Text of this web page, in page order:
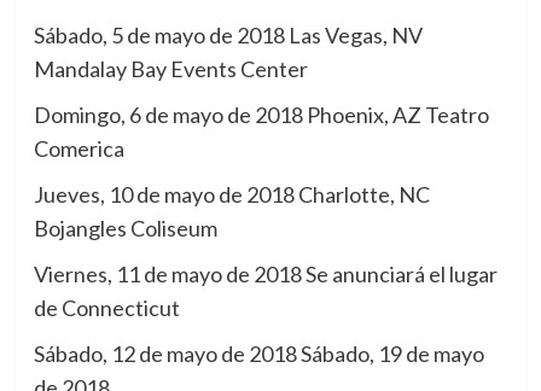
Sábado, 5 de mayo de 2018 Las Vegas, NV
Mandalay Bay Events Center
Domingo, 6 de mayo de 2018 Phoenix, AZ Teatro
Comerica
Jueves, 10 de mayo de 2018 Charlotte, NC
Bojangles Coliseum
Viernes, 11 de mayo de 2018 Se anunciará el lugar
de Connecticut
Sábado, 12 de mayo de 2018 Sábado, 19 de mayo